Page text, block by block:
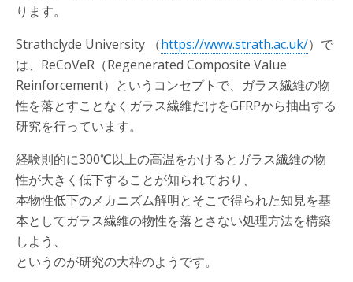
ります。
Strathclyde University （https://www.strath.ac.uk/）で
は、ReCoVeR（Regenerated Composite Value
Reinforcement）というコンセプトで、ガラス繊維の物
性を落とすことなくガラス繊維だけをGFRPから抽出する
研究を行っています。
経験則的に300℃以上の高温をかけるとガラス繊維の物
性が大きく低下することが知られており、
本物性低下のメカニズム解明とそこで得られた知見を基
本としてガラス繊維の物性を落とさない処理方法を構築
しよう、
というのが研究の大枠のようです。